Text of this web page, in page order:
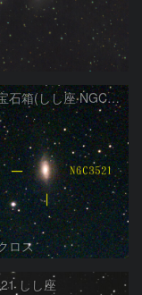
夜空は宝石箱(しし座 NGC3521) Seestar50
ロス
しし座